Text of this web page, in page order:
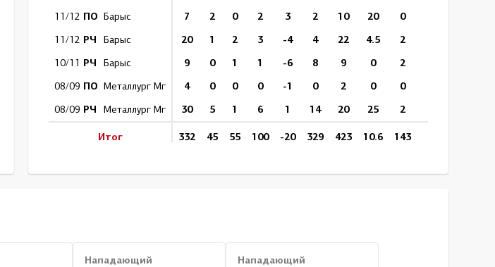
11/12 ПО Барыс 7 2 0 2 3 2 10 20 0
11/12 РЧ Барыс 20 1 2 3 -4 4 22 4.5 2
10/11 РЧ Барыс 9 0 1 1 -6 8 9 0 2
08/09 ПО Металлург Мг 4 0 0 0 -1 0 2 0 0
08/09 РЧ Металлург Мг 30 5 1 6 1 14 20 25 2
Итог 332 45 55 100 -20 329 423 10.6 143
Нападающий Нападающий